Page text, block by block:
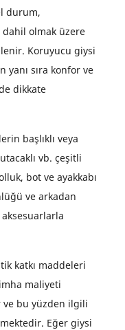
durum,
dahil olmak üzere
Koruyucu giysi
sıra konfor ve
dikkate
başlıklı veya
vb. çeşitli
bot ve ayakkabı
ve arkadan
katkı maddeleri
maliyeti
ve bu yüzden ilgili
Eğer giysi